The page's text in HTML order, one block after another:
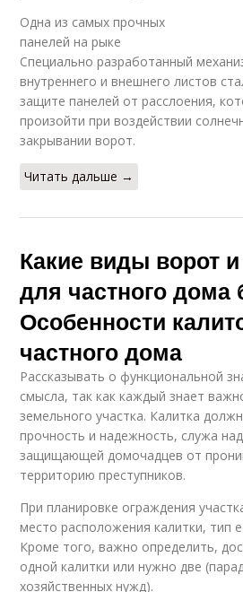
Одна из самых прочных
панелей на рыке
Специально разработанный
внутреннего и внешнего листов
защите панелей от расслоения,
произойти при воздействии
закрывании ворот.
Читать дальше →
Какие виды ворот
для частного дома
Особенности
частного дома
Рассказывать о функциональной
смысла, так как каждый знает
земельного участка. Калитка
прочность и надежность, служа
защищающей домочадцев от
территорию преступников.
При планировке ограждения
место расположения калитки, тип
Кроме того, важно определить,
одной калитки или нужно две
хозяйственных нужд).